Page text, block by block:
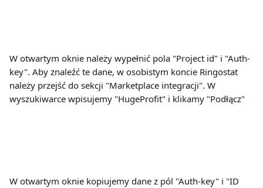
W otwartym oknie należy wypełnić pola "Project id" i "Auth-
key". Aby znaleźć te dane, w osobistym koncie Ringostat
należy przejść do sekcji "Marketplace integracji". W
wyszukiwarce wpisujemy "HugeProfit" i klikamy "Podłącz"
W otwartym oknie kopiujemy dane z pól "Auth-key" i "ID